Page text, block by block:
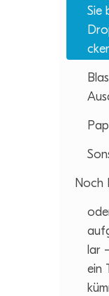
Sie
Noch
lar
ein